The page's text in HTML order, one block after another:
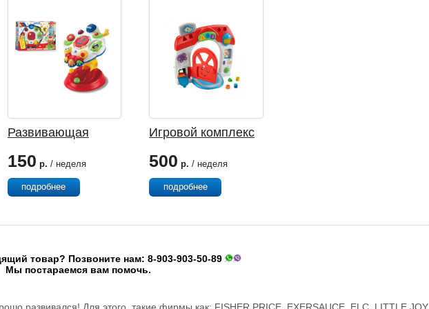
Развивающая
Дерево
150 р. / неделя
подробнее
Игровой комплекс
Умный Дом
500 р. / неделя
подробнее
товар? Позвоните нам: 8-903-903-50-89
Мы постараемся вам помочь.